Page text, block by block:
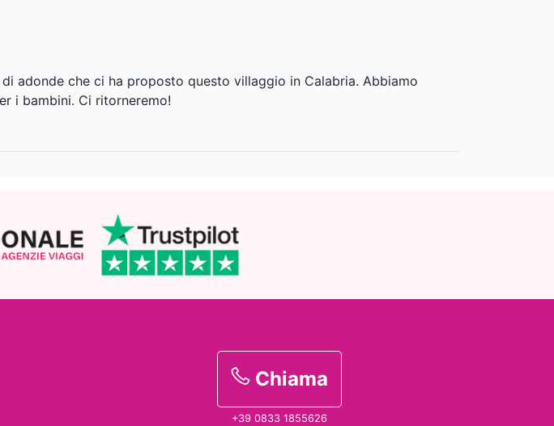
adonde che ci ha proposto questo villaggio in Calabria. Abbiamo
i bambini. Ci ritorneremo!
Chiama
+39 0833 1855626